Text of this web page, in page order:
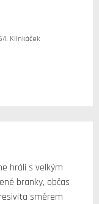
Klinkáček
hráli s velkým
branky, občas
směrem